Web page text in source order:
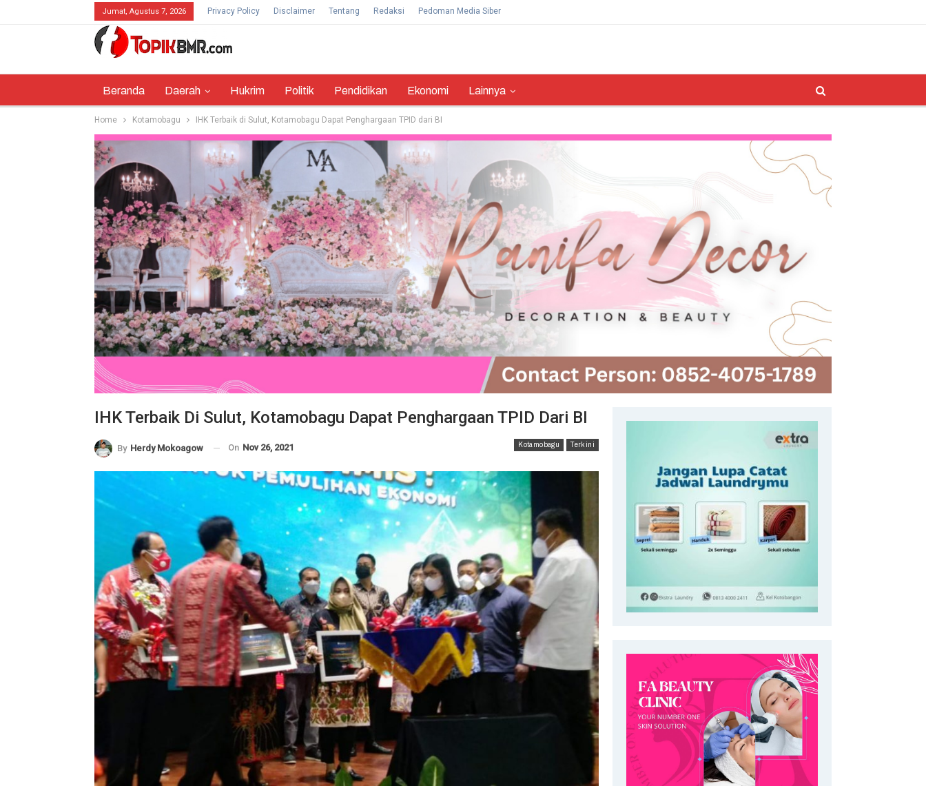
Jumat, Agustus 7, 2026 Privacy Policy Disclaimer Tentang Redaksi Pedoman Media Siber
Beranda Daerah Hukrim Politik Pendidikan Ekonomi Lainnya
Home Kotamobagu IHK Terbaik di Sulut, Kotamobagu Dapat Penghargaan TPID dari BI
IHK Terbaik Di Sulut, Kotamobagu Dapat Penghargaan TPID Dari BI
Kotamobagu Terkini
By Herdy Mokoagow On Nov 26, 2021